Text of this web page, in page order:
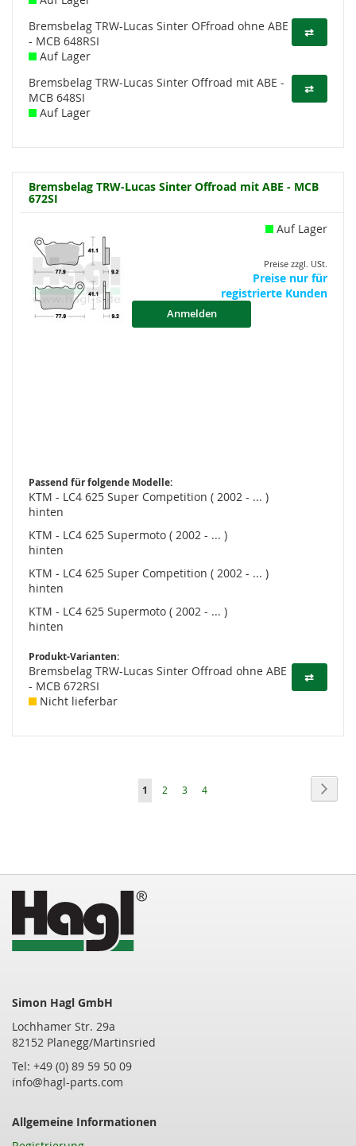
⇄
Bremsbelag TRW-Lucas Sinter OFfroad ohne ABE
- MCB 648RSI
Auf Lager
⇄
Bremsbelag TRW-Lucas Sinter Offroad mit ABE -
MCB 648SI
Auf Lager
Bremsbelag TRW-Lucas Sinter Offroad mit ABE - MCB
672SI
Auf Lager
Preise zzgl. USt.
Preise nur für
registrierte Kunden
Anmelden
Passend für folgende Modelle:
KTM - LC4 625 Super Competition ( 2002 - ... )
hinten
KTM - LC4 625 Supermoto ( 2002 - ... )
hinten
KTM - LC4 625 Super Competition ( 2002 - ... )
hinten
KTM - LC4 625 Supermoto ( 2002 - ... )
hinten
Produkt-Varianten:
⇄
Bremsbelag TRW-Lucas Sinter Offroad ohne ABE
- MCB 672RSI
Nicht lieferbar
Seite
Sie
1 Seite
2 Seite
3 Seite
4
Simon Hagl GmbH
Lochhamer Str. 29a
82152 Planegg/Martinsried
Tel: +49 (0) 89 59 50 09
info@hagl-parts.com
Allgemeine Informationen